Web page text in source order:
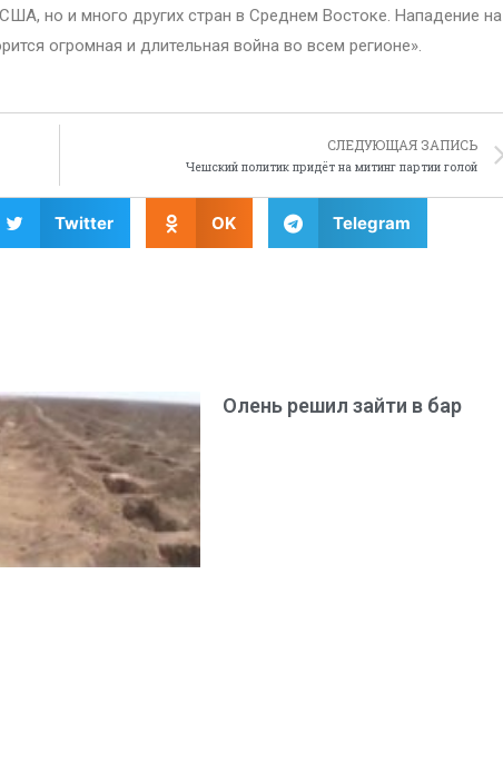
но и много других стран в Среднем Востоке. Нападение на
огромная и длительная война во всем регионе».
СЛЕДУЮЩАЯ ЗАПИСЬ
Чешский политик придёт на митинг партии голой
Twitter OK Telegram
Олень решил зайти в бар